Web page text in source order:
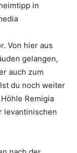
in
Von hier aus
gelangen,
auch zum
du noch weiter
Remigia
levantinischen